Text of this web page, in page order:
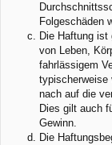
Folgeschäden
Die Haftung ist
von Leben,
fahrlässigem
typischerweise
nach auf die
Dies gilt auch
Gewinn.
Die